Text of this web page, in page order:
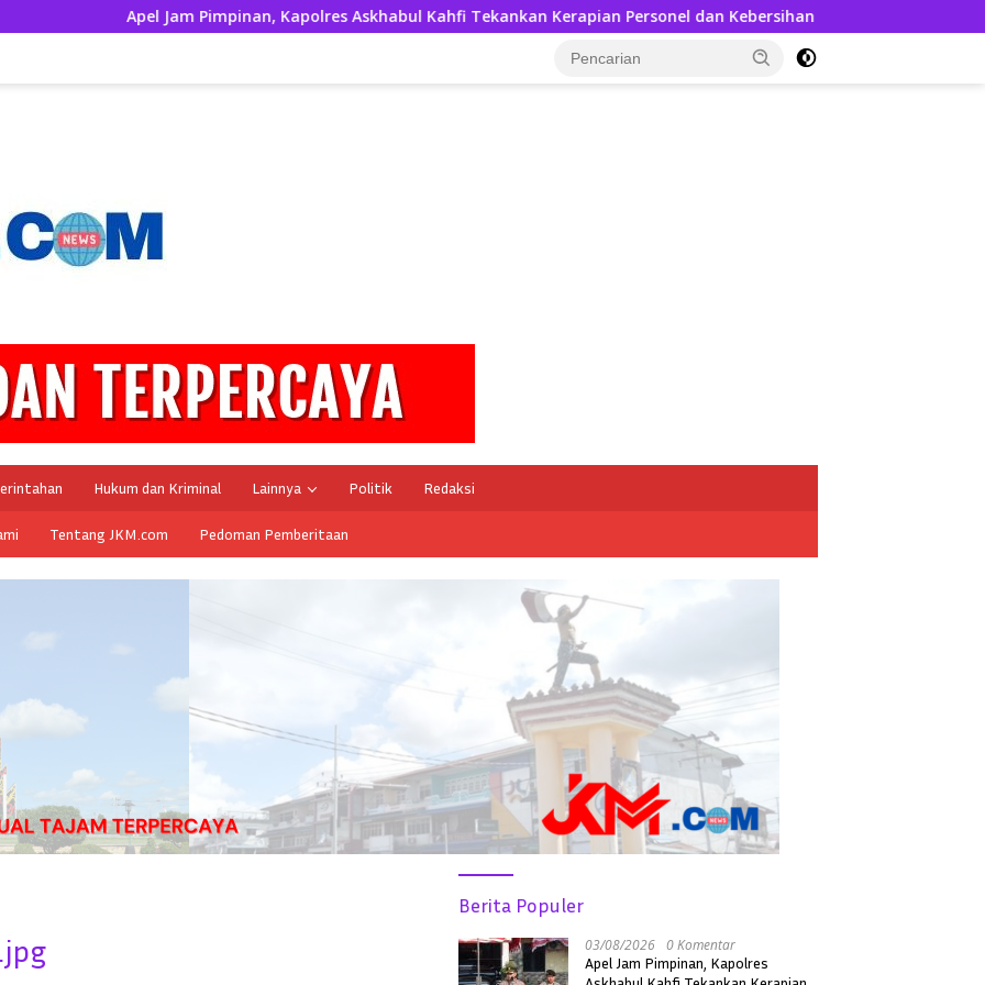
Apel Jam Pimpinan, Kapolres Askhabul Kahfi Tekankan Kerapian Personel dan Kebersihan Mako
Hukum dan Kriminal Lainnya Politik Redaksi
Tentang JKM.com Pedoman Pemberitaan
Berita Populer
03/08/2026
0 Komentar
Apel Jam Pimpinan, Kapolres